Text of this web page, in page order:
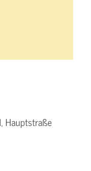
Hauptstraße